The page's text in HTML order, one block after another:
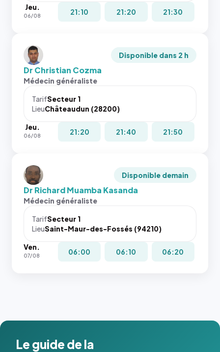
Jeu.
06/08 21:10 21:20 21:30
Disponible dans 2 h
Dr Christian Cozma
Médecin généraliste
TarifSecteur 1
LieuChâteaudun (28200)
Jeu.
06/08 21:20 21:40 21:50
Disponible demain
Dr Richard Muamba Kasanda
Médecin généraliste
TarifSecteur 1
LieuSaint-Maur-des-Fossés (94210)
Ven.
07/08 06:00 06:10 06:20
Le guide de la